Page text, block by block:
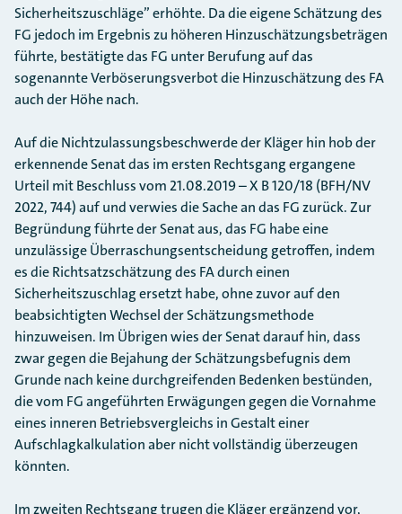
Sicherheitszuschläge” erhöhte. Da die eigene Schätzung des
FG jedoch im Ergebnis zu höheren Hinzuschätzungsbeträgen
führte, bestätigte das FG unter Berufung auf das
sogenannte Verböserungsverbot die Hinzuschätzung des FA
auch der Höhe nach.
Auf die Nichtzulassungsbeschwerde der Kläger hin hob der
erkennende Senat das im ersten Rechtsgang ergangene
Urteil mit Beschluss vom 21.08.2019 – X B 120/18 (BFH/NV
2022, 744) auf und verwies die Sache an das FG zurück. Zur
Begründung führte der Senat aus, das FG habe eine
unzulässige Überraschungsentscheidung getroffen, indem
es die Richtsatzschätzung des FA durch einen
Sicherheitszuschlag ersetzt habe, ohne zuvor auf den
beabsichtigten Wechsel der Schätzungsmethode
hinzuweisen. Im Übrigen wies der Senat darauf hin, dass
zwar gegen die Bejahung der Schätzungsbefugnis dem
Grunde nach keine durchgreifenden Bedenken bestünden,
die vom FG angeführten Erwägungen gegen die Vornahme
eines inneren Betriebsvergleichs in Gestalt einer
Aufschlagkalkulation aber nicht vollständig überzeugen
könnten.
Im zweiten Rechtsgang trugen die Kläger ergänzend vor,